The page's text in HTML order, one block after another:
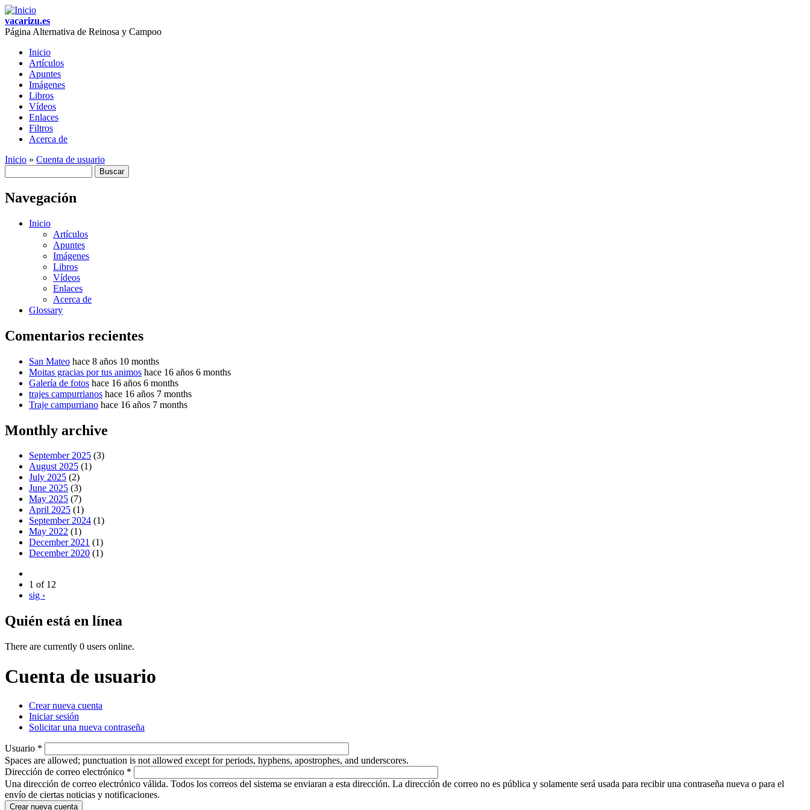
Skip to main content
vacarizu.es
Página Alternativa de Reinosa y Campoo
Main menu
Inicio
Artículos
Apuntes
Imágenes
Libros
Vídeos
Enlaces
Filtros
Acerca de
You are here
Inicio » Cuenta de usuario
Navegación
Inicio
Artículos
Apuntes
Imágenes
Libros
Vídeos
Enlaces
Acerca de
Glossary
Comentarios recientes
San Mateo hace 8 años 10 months
Moitas gracias por tus animos hace 16 años 6 months
Galería de fotos hace 16 años 6 months
trajes campurrianos hace 16 años 7 months
Traje campurriano hace 16 años 7 months
Monthly archive
September 2025 (3)
August 2025 (1)
July 2025 (2)
June 2025 (3)
May 2025 (7)
April 2025 (1)
September 2024 (1)
May 2022 (1)
December 2021 (1)
December 2020 (1)
1 of 12
sig ›
Quién está en línea
There are currently 0 users online.
Cuenta de usuario
Primary tabs
Crear nueva cuenta
Iniciar sesión
Solicitar una nueva contraseña
Usuario *
Spaces are allowed; punctuation is not allowed except for periods, hyphens, apostrophes, and underscores.
Dirección de correo electrónico *
Una dirección de correo electrónico válida. Todos los correos del sistema se enviaran a esta dirección. La dirección de correo no es pública y solamente será usada para recibir una contraseña nueva o para el
envío de ciertas noticias y notificaciones.